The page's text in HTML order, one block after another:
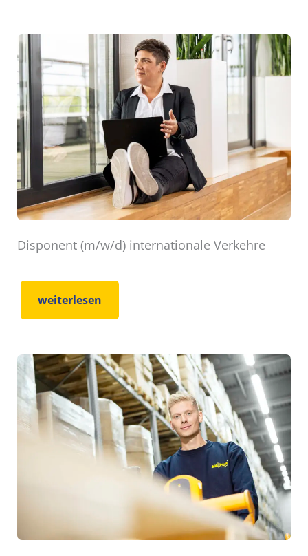
Disponent (m/w/d) internationale Verkehre
weiterlesen